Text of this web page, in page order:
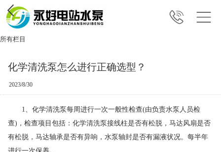
所有栏目
化学清洗泵怎么进行正确选型？
2023/8/30
1、化学清洗泵每周进行一次一般性检查(由负责水泵人员检
查)，检查项目包括：化学清洗泵接线柱是否有松脱，马达风扇是否
有松脱，马达轴承是否有异响，水泵轴封是否有漏液状况。每半年